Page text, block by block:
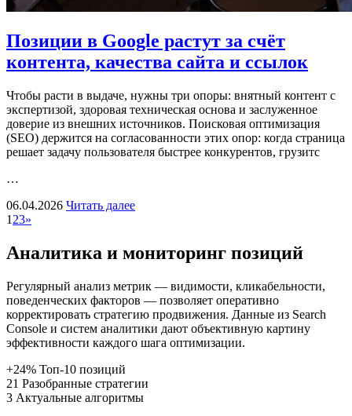
Позиции в Google растут за счёт
контента, качества сайта и ссылок
Чтобы расти в выдаче, нужны три опоры: внятный контент с
экспертизой, здоровая техническая основа и заслуженное
доверие из внешних источников. Поисковая оптимизация
(SEO) держится на согласованности этих опор: когда страница
решает задачу пользователя быстрее конкурентов, грузитс
…
06.04.2026 Читать далее
1 23»
Аналитика и мониторинг позиций
Регулярный анализ метрик — видимости, кликабельности,
поведенческих факторов — позволяет оперативно
корректировать стратегию продвижения. Данные из Search
Console и систем аналитики дают объективную картину
эффективности каждого шага оптимизации.
+24% Топ-10 позиций
21 Разобранные стратегии
3 Актуальные алгоритмы